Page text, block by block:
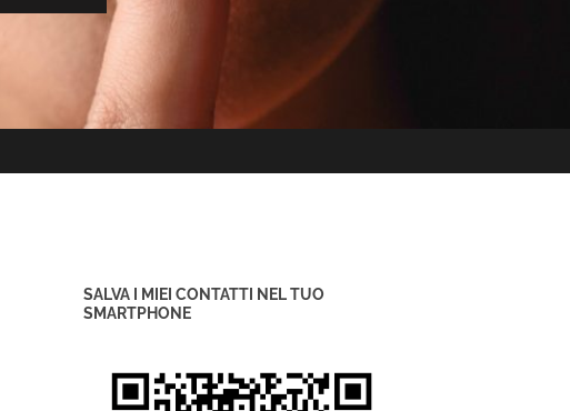
SALVA I MIEI CONTATTI NEL TUO
SMARTPHONE